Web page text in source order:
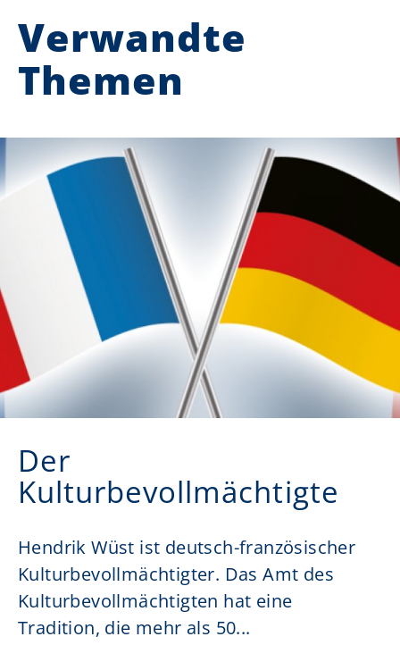
Verwandte
Themen
Der
Kulturbevollmächtigte
Hendrik Wüst ist deutsch-französischer
Kulturbevollmächtigter. Das Amt des
Kultur­bevoll­mächtigten hat eine
Tradition, die mehr als 50...